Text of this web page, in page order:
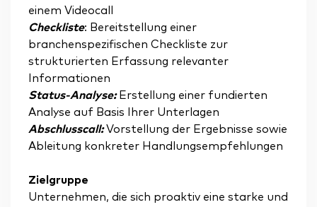
einem Videocall
Checkliste: Bereitstellung einer
branchenspezifischen Checkliste zur
strukturierten Erfassung relevanter
Informationen
Status-Analyse:Erstellung einer fundierten
Analyse auf Basis Ihrer Unterlagen
Abschlusscall:Vorstellung der Ergebnisse sowie
Ableitung konkreter Handlungsempfehlungen
Zielgruppe
Unternehmen, die sich proaktiv eine starke und